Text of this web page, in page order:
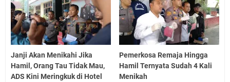
Janji Akan Menikahi Jika
Hamil, Orang Tau Tidak Mau,
ADS Kini Meringkuk di Hotel
Pemerkosa Remaja Hingga
Hamil Ternyata Sudah 4 Kali
Menikah